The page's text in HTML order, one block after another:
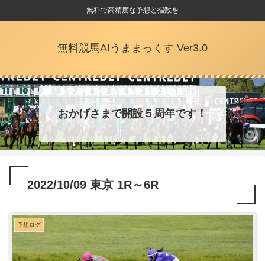
無料で高精度な予想と指数を
無料競馬AIうままっくす Ver3.0
おかげさまで開設５周年です！
2022/10/09 東京 1R～6R
予想ログ